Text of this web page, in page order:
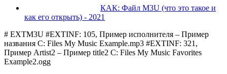
КАК: Файл M3U (что это такое и
как его открыть) - 2021
# EXTM3U #EXTINF: 105, Пример исполнителя – Пример
названия C: Files My Music Example.mp3 #EXTINF: 321,
Пример Artist2 – Пример title2 C: Files My Music Favorites
Example2.ogg